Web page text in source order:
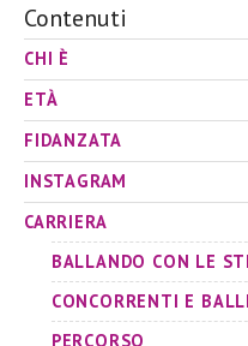
Contenuti
CHI È
ETÀ
FIDANZATA
INSTAGRAM
CARRIERA
BALLANDO CON LE
CONCORRENTI E
PERCORSO